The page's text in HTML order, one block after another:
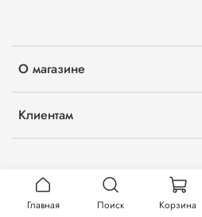
О магазине
Клиентам
Главная Поиск Корзина